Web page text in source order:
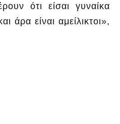
ότι είσαι γυναίκα
άρα είναι αμείλικτοι»,